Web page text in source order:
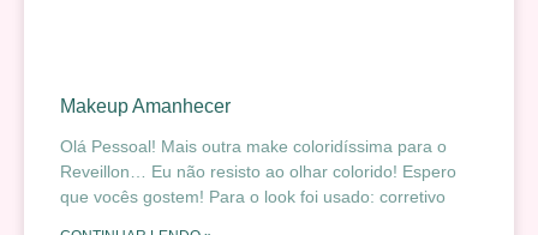
Makeup Amanhecer
Olá Pessoal! Mais outra make coloridíssima para o
Reveillon… Eu não resisto ao olhar colorido! Espero
que vocês gostem! Para o look foi usado: corretivo